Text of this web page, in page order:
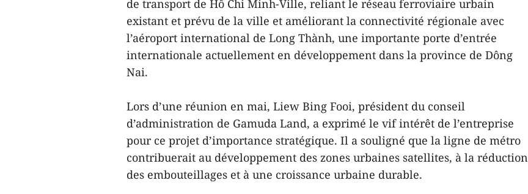
de transport de Hô Chi Minh-Ville, reliant le réseau ferroviaire urbain
existant et prévu de la ville et améliorant la connectivité régionale avec
l’aéroport international de Long Thành, une importante porte d’entrée
internationale actuellement en développement dans la province de Dông
Nai.
Lors d’une réunion en mai, Liew Bing Fooi, président du conseil
d’administration de Gamuda Land, a exprimé le vif intérêt de l’entreprise
pour ce projet d’importance stratégique. Il a souligné que la ligne de métro
contribuerait au développement des zones urbaines satellites, à la réduction
des embouteillages et à une croissance urbaine durable.